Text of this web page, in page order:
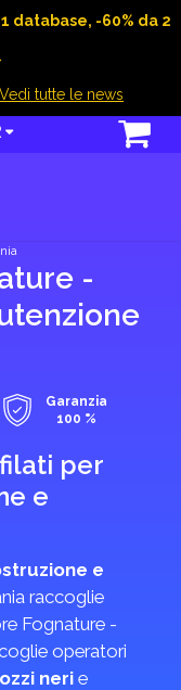
database, -60% da 2
Vedi tutte le news
-
Garanzia
100 %
per
e
e
raccoglie
Fognature -
operatori
neri e